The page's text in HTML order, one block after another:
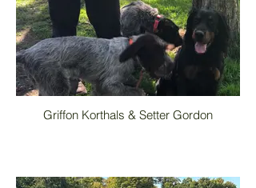
Griffon Korthals & Setter Gordon